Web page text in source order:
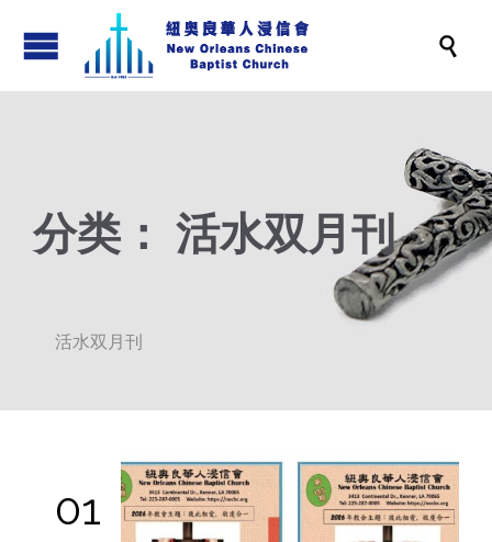

分类： 活水双月刊
活水双月刊
01